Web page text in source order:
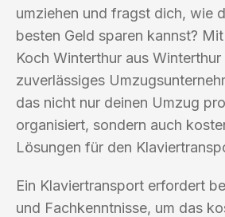
umziehen und fragst dich, wie
besten Geld sparen kannst?
Koch Winterthur aus
zuverlässiges
das nicht nur deinen Umzug
organisiert, sondern auch
Lösungen für den
Ein Klaviertransport erfordert
und Fachkenntnisse, um das